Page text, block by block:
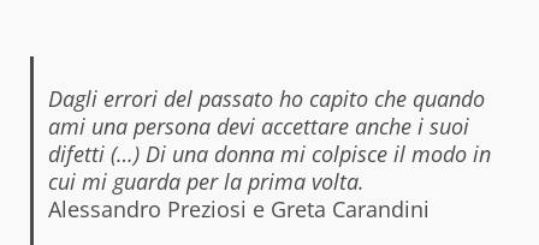
Dagli errori del passato ho capito che quando
ami una persona devi accettare anche i suoi
difetti (…) Di una donna mi colpisce il modo in
cui mi guarda per la prima volta.
Alessandro Preziosi e Greta Carandini